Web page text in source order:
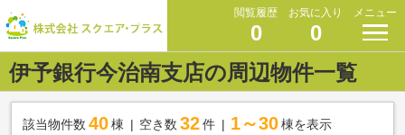
閲覧履歴
0
お気に入り
0
メニュー
伊予銀行今治南支店の周辺物件一覧
該当物件数 40棟 空き数 32 件 1～30 棟を表示